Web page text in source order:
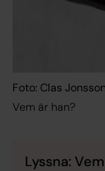
Foto: Clas
Vem är han?
Lyssna: